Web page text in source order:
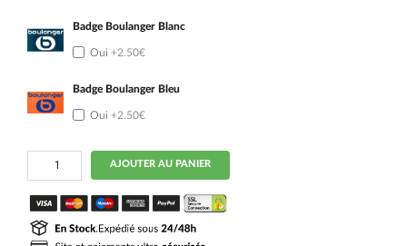
Badge Boulanger Blanc
Oui +2.50€
Badge Boulanger Bleu
Oui +2.50€
quantité
Maillot
OM
Domicile
2025
2026
AJOUTER AU PANIER